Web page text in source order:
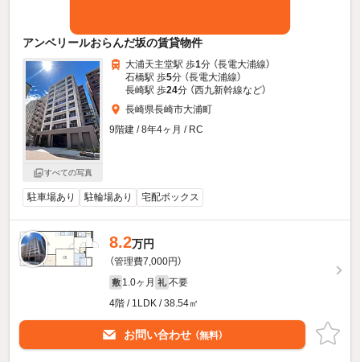
アンベリールおらんだ坂の賃貸物件
すべての写真
大浦天主堂駅 歩1分 （長電大浦線）
石橋駅 歩5分 （長電大浦線）
長崎駅 歩24分 （西九新幹線など）
長崎県長崎市大浦町
9階建 / 8年4ヶ月 / RC
駐車場あり 駐輪場あり 宅配ボックス
8.2万円
（管理費7,000円）
敷 1.0ヶ月 礼 不要
4階 / 1LDK / 38.54㎡
お問い合わせ （無料）